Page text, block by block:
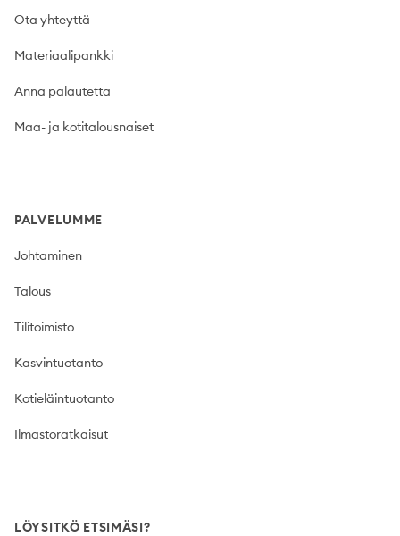
Ota yhteyttä
Materiaalipankki
Anna palautetta
Maa- ja kotitalousnaiset
PALVELUMME
Johtaminen
Talous
Tilitoimisto
Kasvintuotanto
Kotieläintuotanto
Ilmastoratkaisut
LÖYSITKÖ ETSIMÄSI?